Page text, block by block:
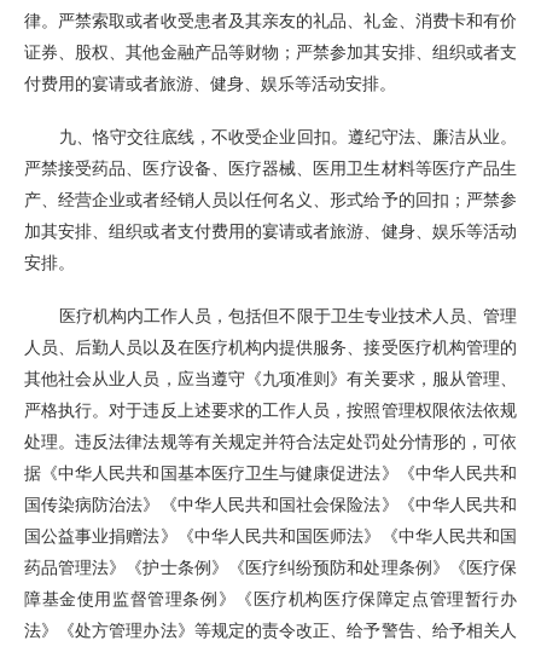
律。严禁索取或者收受患者及其亲友的礼品、礼金、消费卡和有价
证券、股权、其他金融产品等财物；严禁参加其安排、组织或者支
付费用的宴请或者旅游、健身、娱乐等活动安排。
九、恪守交往底线，不收受企业回扣。遵纪守法、廉洁从业。
严禁接受药品、医疗设备、医疗器械、医用卫生材料等医疗产品生
产、经营企业或者经销人员以任何名义、形式给予的回扣；严禁参
加其安排、组织或者支付费用的宴请或者旅游、健身、娱乐等活动
安排。
医疗机构内工作人员，包括但不限于卫生专业技术人员、管理
人员、后勤人员以及在医疗机构内提供服务、接受医疗机构管理的
其他社会从业人员，应当遵守《九项准则》有关要求，服从管理、
严格执行。对于违反上述要求的工作人员，按照管理权限依法依规
处理。违反法律法规等有关规定并符合法定处罚处分情形的，可依
据《中华人民共和国基本医疗卫生与健康促进法》《中华人民共和
国传染病防治法》《中华人民共和国社会保险法》《中华人民共和
国公益事业捐赠法》《中华人民共和国医师法》《中华人民共和国
药品管理法》《护士条例》《医疗纠纷预防和处理条例》《医疗保
障基金使用监督管理条例》《医疗机构医疗保障定点管理暂行办
法》《处方管理办法》等规定的责令改正、给予警告、给予相关人